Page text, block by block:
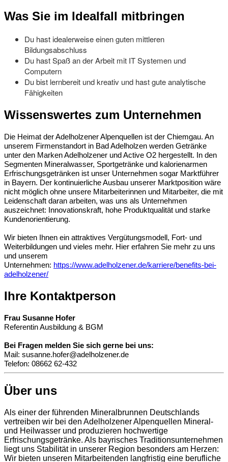
Was Sie im Idealfall mitbringen
Du hast idealerweise einen guten mittleren
Bildungsabschluss
Du hast Spaß an der Arbeit mit IT Systemen und
Computern
Du bist lernbereit und kreativ und hast gute analytische
Fähigkeiten
Wissenswertes zum Unternehmen
Die Heimat der Adelholzener Alpenquellen ist der Chiemgau. An
unserem Firmenstandort in Bad Adelholzen werden Getränke
unter den Marken Adelholzener und Active O2 hergestellt. In den
Segmenten Mineralwasser, Sportgetränke und kalorienarmen
Erfrischungsgetränken ist unser Unternehmen sogar Marktführer
in Bayern. Der kontinuierliche Ausbau unserer Marktposition wäre
nicht möglich ohne unsere Mitarbeiterinnen und Mitarbeiter, die mit
Leidenschaft daran arbeiten, was uns als Unternehmen
auszeichnet: Innovationskraft, hohe Produktqualität und starke
Kundenorientierung.
Wir bieten Ihnen ein attraktives Vergütungsmodell, Fort- und
Weiterbildungen und vieles mehr. Hier erfahren Sie mehr zu uns
und unserem
Unternehmen: https://www.adelholzener.de/karriere/benefits-bei-
adelholzener/
Ihre Kontaktperson
Frau Susanne Hofer
Referentin Ausbildung & BGM
Bei Fragen melden Sie sich gerne bei uns:
Mail: susanne.hofer@adelholzener.de
Telefon: 08662 62-432
Über uns
Als einer der führenden Mineralbrunnen Deutschlands
vertreiben wir bei den Adelholzener Alpenquellen Mineral-
und Heilwasser und produzieren hochwertige
Erfrischungsgetränke. Als bayrisches Traditionsunternehmen
liegt uns Stabilität in unserer Region besonders am Herzen:
Wir bieten unseren Mitarbeitenden langfristig eine berufliche